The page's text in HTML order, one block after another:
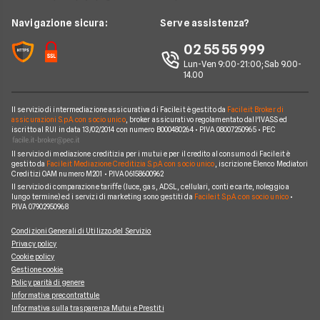
News
Chi siamo
Perché scegliere Facile.it
Mappa del sito
Wind Tre
Aruba
Eolo
Operatori Internet Casa
Argomenti in evidenza internet casa
Notizie internet casa
Domande frequenti internet casa
Navigazione sicura: Serve assistenza?
02 55 55 999
Lun-Ven 9:00-21:00; Sab 9.00-
14.00
Il servizio di intermediazione assicurativa di Facile.it è gestito da Facile.it Broker di
assicurazioni S.p.A. con socio unico, broker assicurativo regolamentato dall'IVASS ed
iscritto al RUI in data 13/02/2014 con numero B000480264 • P.IVA 08007250965 • PEC
Il servizio di mediazione creditizia per i mutui e per il credito al consumo di Facile.it è
gestito da Facile.it Mediazione Creditizia S.p.A. con socio unico , iscrizione Elenco Mediatori
Creditizi OAM numero M201 • P.IVA 06158600962
Il servizio di comparazione tariffe (luce, gas, ADSL, cellulari, conti e carte, noleggio a
lungo termine) ed i servizi di marketing sono gestiti da Facile.it S.p.A. con socio unico•
P.IVA 07902950968
Condizioni Generali di Utilizzo del Servizio
Privacy policy
Cookie policy
Gestione cookie
Policy parità di genere
Informativa precontrattule
Informativa sulla trasparenza Mutui e Prestiti